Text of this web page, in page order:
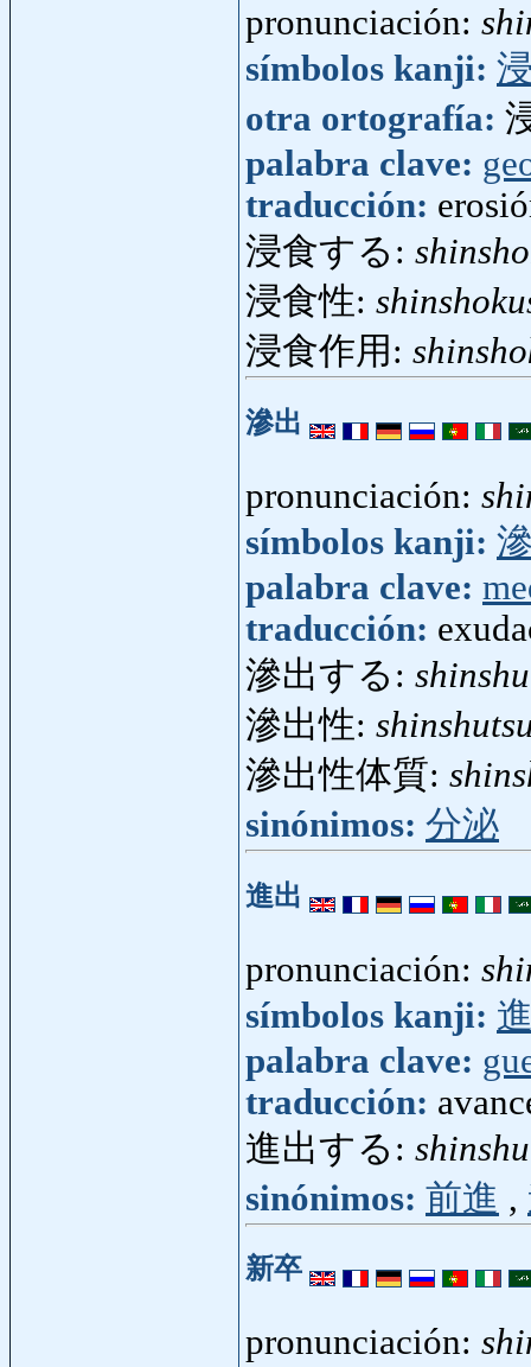
pronunciación:
símbolos kanji:
otra ortografía:
palabra clave:
traducción:
浸食する:
浸食性:
浸食作用:
滲出
pronunciación:
símbolos kanji:
palabra clave:
traducción:
滲出する:
滲出性:
滲出性体質:
sinónimos: 分泌
進出
pronunciación:
símbolos kanji:
palabra clave:
traducción:
進出する:
sinónimos: 前進 ,
新卒
pronunciación: